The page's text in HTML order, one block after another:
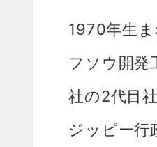
1970年生ま
フソウ開発
社の2代目社
ジッピー行